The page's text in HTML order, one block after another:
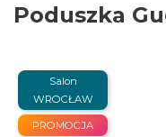
Poduszka
PROMOCJA
Salon
WROCŁAW